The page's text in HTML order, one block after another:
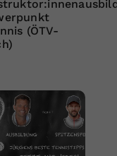
(ÖTV-